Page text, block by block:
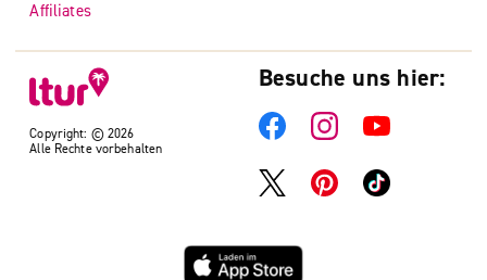
Copyright: © 2026
Alle Rechte vorbehalten
Affiliates
Besuche uns hier: